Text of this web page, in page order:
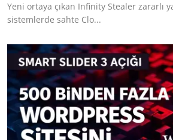
Yeni ortaya çıkan Infinity Stealer zararlı
sistemlerde sahte Clo...